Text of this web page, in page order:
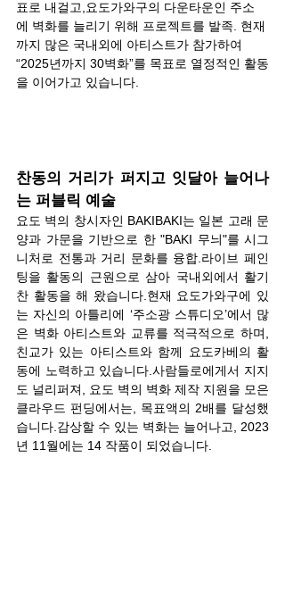
표로 내걸고,요도가와구의 다운타운인 주소
에 벽화를 늘리기 위해 프로젝트를 발족. 현재
까지 많은 국내외에 아티스트가 참가하여
“2025년까지 30벽화”를 목표로 열정적인 활동
을 이어가고 있습니다.
찬동의 거리가 퍼지고 잇달아 늘어나
는 퍼블릭 예술
요도 벽의 창시자인 BAKIBAKI는 일본 고래 문
양과 가문을 기반으로 한 "BAKI 무늬"를 시그
니처로 전통과 거리 문화를 융합.라이브 페인
팅을 활동의 근원으로 삼아 국내외에서 활기
찬 활동을 해 왔습니다.현재 요도가와구에 있
는 자신의 아틀리에 ‘주소광 스튜디오’에서 많
은 벽화 아티스트와 교류를 적극적으로 하며,
친교가 있는 아티스트와 함께 요도카베의 활
동에 노력하고 있습니다.사람들로에게서 지지
도 널리퍼져, 요도 벽의 벽화 제작 지원을 모은
클라우드 펀딩에서는, 목표액의 2배를 달성했
습니다.감상할 수 있는 벽화는 늘어나고, 2023
년 11월에는 14 작품이 되었습니다.